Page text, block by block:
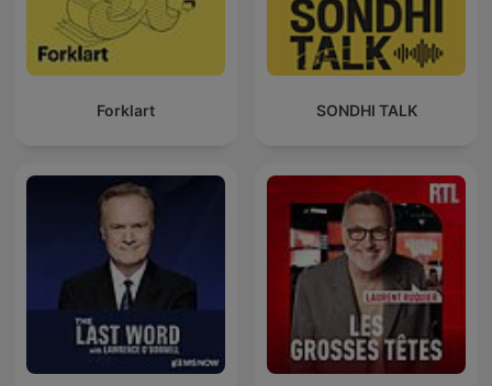
Forklart SONDHI TALK